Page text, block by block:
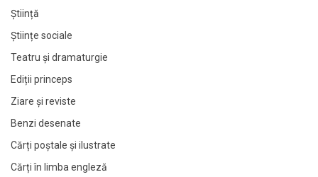
Știință
Științe sociale
Teatru și dramaturgie
Ediții princeps
Ziare şi reviste
Benzi desenate
Cărți poștale și ilustrate
Cărți în limba engleză